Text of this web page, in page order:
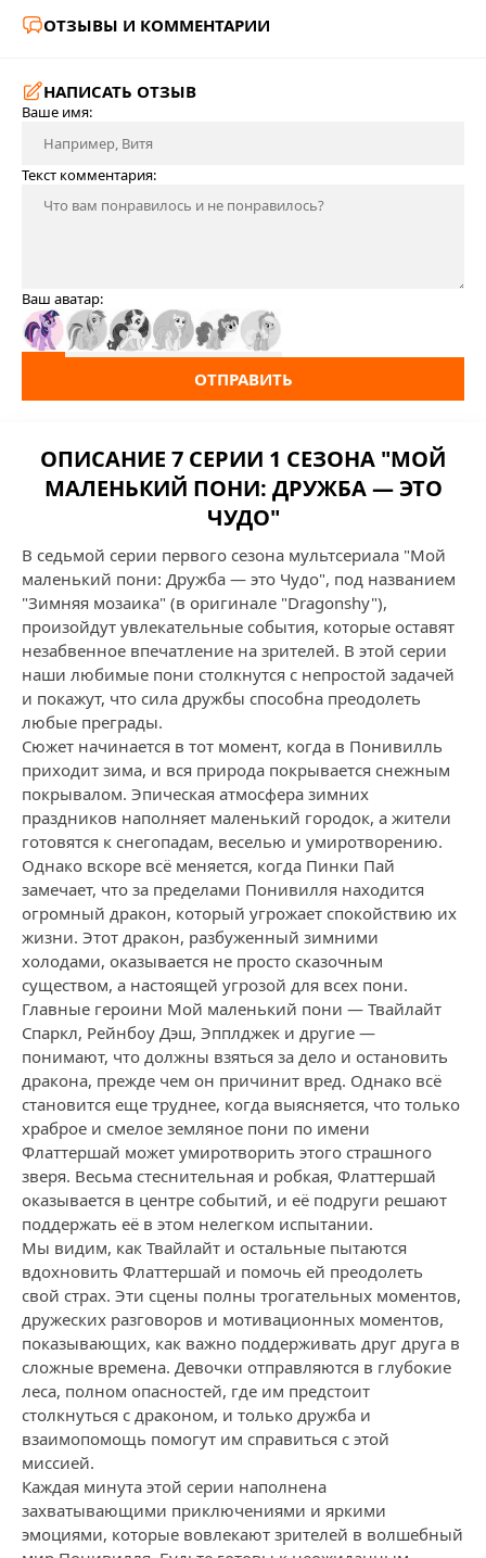
ОТЗЫВЫ И КОММЕНТАРИИ
НАПИСАТЬ ОТЗЫВ
Ваше имя:
Текст комментария:
Ваш аватар:
ОТПРАВИТЬ
ОПИСАНИЕ 7 СЕРИИ 1 СЕЗОНА "МОЙ
МАЛЕНЬКИЙ ПОНИ: ДРУЖБА — ЭТО
ЧУДО"
В седьмой серии первого сезона мультсериала "Мой
маленький пони: Дружба — это Чудо", под названием
"Зимняя мозаика" (в оригинале "Dragonshy"),
произойдут увлекательные события, которые оставят
незабвенное впечатление на зрителей. В этой серии
наши любимые пони столкнутся с непростой задачей
и покажут, что сила дружбы способна преодолеть
любые преграды.
Сюжет начинается в тот момент, когда в Понивилль
приходит зима, и вся природа покрывается снежным
покрывалом. Эпическая атмосфера зимних
праздников наполняет маленький городок, а жители
готовятся к снегопадам, веселью и умиротворению.
Однако вскоре всё меняется, когда Пинки Пай
замечает, что за пределами Понивилля находится
огромный дракон, который угрожает спокойствию их
жизни. Этот дракон, разбуженный зимними
холодами, оказывается не просто сказочным
существом, а настоящей угрозой для всех пони.
Главные героини Мой маленький пони — Твайлайт
Спаркл, Рейнбоу Дэш, Эпплджек и другие —
понимают, что должны взяться за дело и остановить
дракона, прежде чем он причинит вред. Однако всё
становится еще труднее, когда выясняется, что только
храброе и смелое земляное пони по имени
Флаттершай может умиротворить этого страшного
зверя. Весьма стеснительная и робкая, Флаттершай
оказывается в центре событий, и её подруги решают
поддержать её в этом нелегком испытании.
Мы видим, как Твайлайт и остальные пытаются
вдохновить Флаттершай и помочь ей преодолеть
свой страх. Эти сцены полны трогательных моментов,
дружеских разговоров и мотивационных моментов,
показывающих, как важно поддерживать друг друга в
сложные времена. Девочки отправляются в глубокие
леса, полном опасностей, где им предстоит
столкнуться с драконом, и только дружба и
взаимопомощь помогут им справиться с этой
миссией.
Каждая минута этой серии наполнена
захватывающими приключениями и яркими
эмоциями, которые вовлекают зрителей в волшебный